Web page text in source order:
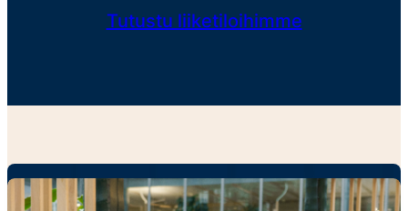
Tutustu liiketiloihimme
Artikkelit